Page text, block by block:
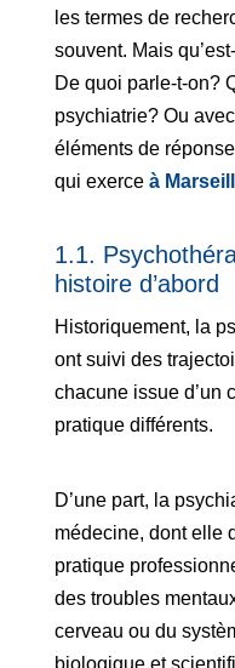
les termes de
souvent. Mais
De quoi parle-t-on?
psychiatrie? Ou
éléments de
qui exerce à
1.1.
histoire d’abord
Historiquement, la
ont suivi des
chacune issue d’un
pratique différents.
D’une part, la
médecine, dont elle
pratique
des troubles
cerveau ou du
biologique et